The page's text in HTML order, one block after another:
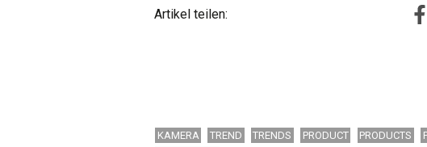
Artikel teilen:
KAMERA TREND TRENDS PRODUCT PRODUCTS